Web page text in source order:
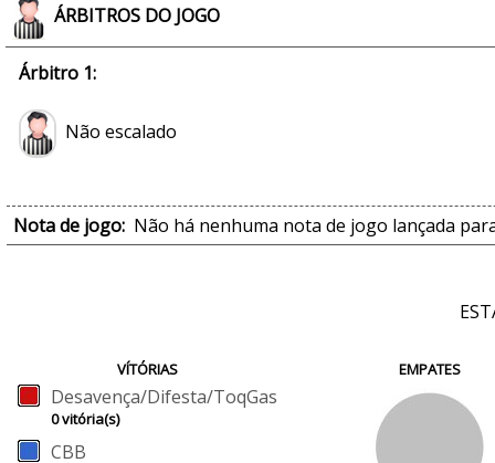
ÁRBITROS DO JOGO
Árbitro 1:
Não escalado
Nota de jogo: Não há nenhuma nota de jogo lançada
VÍTÓRIAS
Desavença/Difesta/ToqGas
0 vitória(s)
CBB
EMPATES